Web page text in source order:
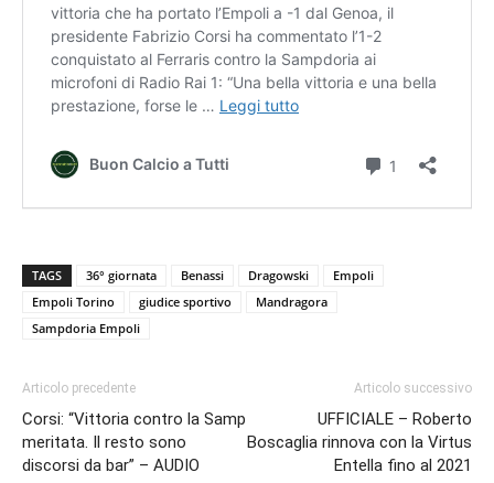
TAGS 36° giornata Benassi Dragowski
Empoli
Empoli Torino
giudice sportivo
Mandragora
Sampdoria Empoli
Articolo precedente
Corsi: “Vittoria contro la Samp
meritata. Il resto sono
discorsi da bar” – AUDIO
Articolo successivo
UFFICIALE – Roberto
Boscaglia rinnova con la Virtus
Entella fino al 2021